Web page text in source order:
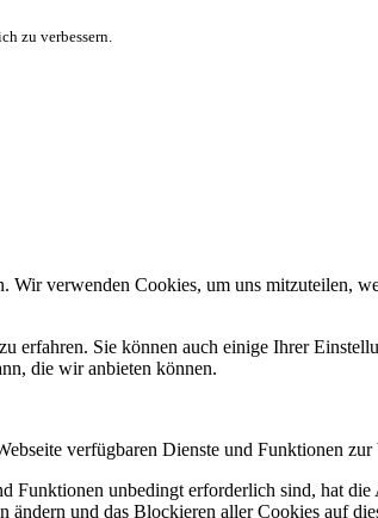
zu verbessern.
verwenden Cookies, um uns mitzuteilen,
erfahren. Sie können auch einige Ihrer
die wir anbieten können.
verfügbaren Dienste und Funktionen
Funktionen unbedingt erforderlich sind, hat
und das Blockieren aller Cookies auf